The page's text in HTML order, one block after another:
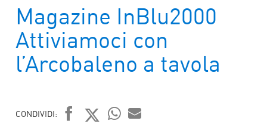
Magazine InBlu2000
Attiviamoci con
l’Arcobaleno a tavola
CONDIVIDI: